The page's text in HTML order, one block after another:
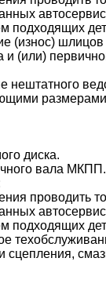
подходящих
(износ) шлицов
и (или)
нештатного
диска.
вала МКПП.
проводить
подходящих
сцепления,